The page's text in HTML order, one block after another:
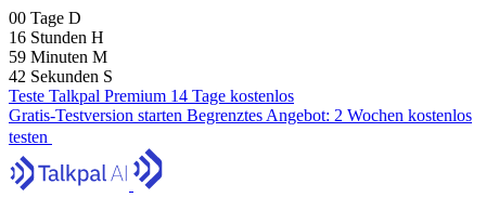
00 Tage D
16 Stunden H
59 Minuten M
41 Sekunden S
Teste Talkpal Premium 14 Tage kostenlos
Gratis-Testversion starten Begrenztes Angebot: 2 Wochen kostenlos
testen